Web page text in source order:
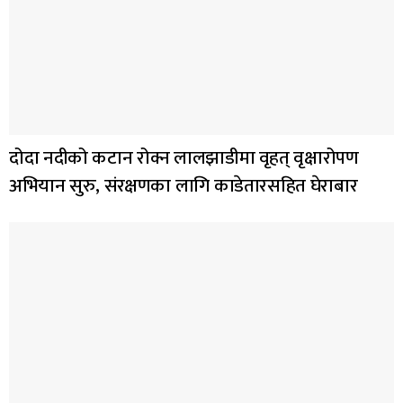
दोदा नदीको कटान रोक्न लालझाडीमा वृहत् वृक्षारोपण
अभियान सुरु, संरक्षणका लागि काडेतारसहित घेराबार